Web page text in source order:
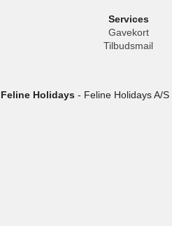
Services
Gavekort
Tilbudsmail
Feline Holidays- Feline Holidays A/S